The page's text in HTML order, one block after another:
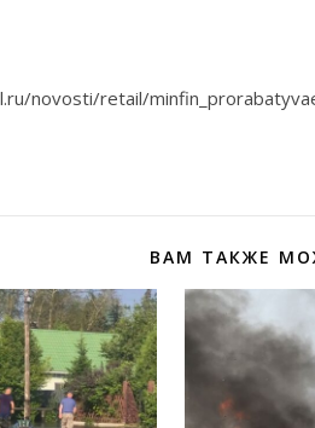
novosti/retail/
ВАМ ТАКЖЕ